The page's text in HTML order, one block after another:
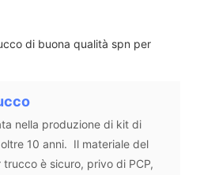
nella produzione di kit di
10 anni. Il materiale del
è sicuro, privo di PCP,